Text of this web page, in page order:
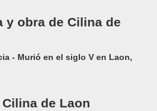
y obra de Cilina de
- Murió en el siglo V en Laon,
de Laon